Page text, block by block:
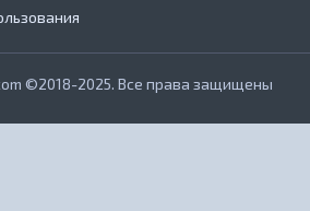
©2018-2025. Все права защищены